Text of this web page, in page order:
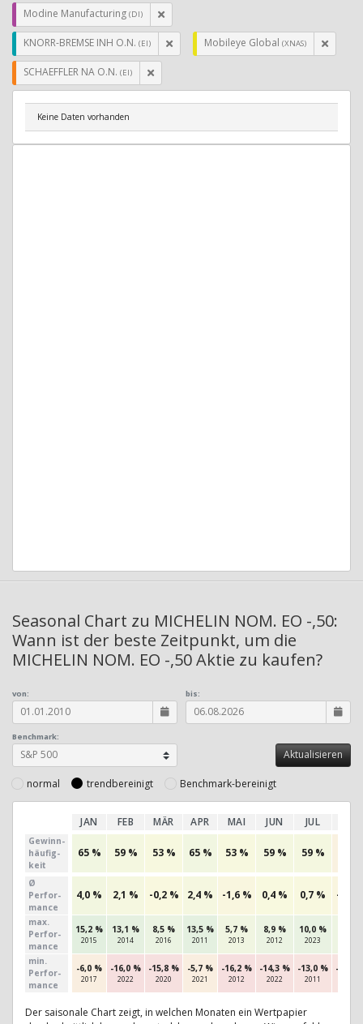
Modine Manufacturing (DI)
KNORR-BREMSE INH O.N. (EI) Mobileye Global (XNAS)
SCHAEFFLER NA O.N. (EI)
Keine Daten vorhanden
Seasonal Chart zu MICHELIN NOM. EO -,50:
Wann ist der beste Zeitpunkt, um die
MICHELIN NOM. EO -,50 Aktie zu kaufen?
Benchmark:
von: bis:
normal trendbereinigt Benchmark-bereinigt
JAN FEB MÄR APR MAI JUN JUL
Gewinn­
häufig­
keit
65 % 59 % 53 % 65 % 53 % 59 % 59 %
Ø
Perfor­
mance
4,0 % 2,1 % -0,2 % 2,4 % -1,6 % 0,4 % 0,7 % -2,1
max.
Per­for­
mance
15,2 %
2015
13,1 %
2014
8,5 %
2016
13,5 %
2011
5,7 %
2013
8,9 %
2012
10,0 %
2023
min.
Per­for­
mance
-6,0 %
2017
-16,0 %
2022
-15,8 %
2020
-5,7 %
2021
-16,2 %
2012
-14,3 %
2022
-13,0 %
2011
-13,1
Der saisonale Chart zeigt, in welchen Monaten ein Wertpapier